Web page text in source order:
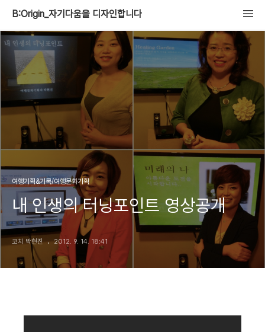
B:Origin_자기다움을 디자인합니다
여행기획&기록/여행문화기획
내 인생의 터닝포인트 영상공개
코치 박현진 2012. 9. 14. 18:41